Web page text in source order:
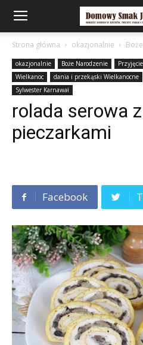
Strona główna okazjonalnie
okazjonalnie Boże Narodzenie
Wielkanoc
dania i przekąski Wielkanocne
Sylwester Karnawał
rolada serowa
pieczarkami
Facebook